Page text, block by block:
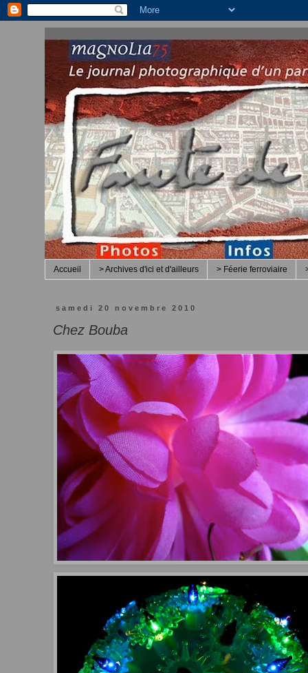
Accueil > Archives d'ici et d'ailleurs > Féerie ferroviaire
samedi 20 novembre 2010
Chez Bouba